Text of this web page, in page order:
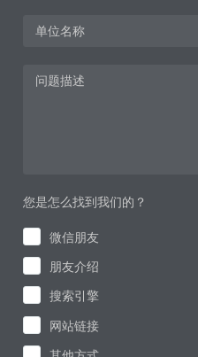
您是怎么找到我们的？
微信朋友
朋友介绍
搜索引擎
网站链接